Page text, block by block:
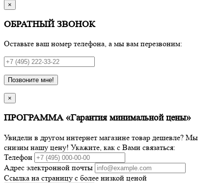
×
ОБРАТНЫЙ ЗВОНОК
Оставьте ваш номер телефона, а мы вам перезвоним:
Позвоните мне!
×
ПРОГРАММА «Гарантия минимальной цены»
Увидели в другом интернет магазине товар дешевле? Мы
снизим нашу цену! Укажите, как с Вами связаться:
Телефон
Адрес электронной почты
Ссылка на страницу с более низкой ценой